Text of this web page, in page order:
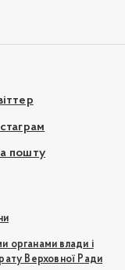
пошту
органами влади і
Верховної Ради